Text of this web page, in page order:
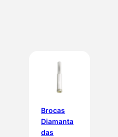
Brocas
Diamanta
das